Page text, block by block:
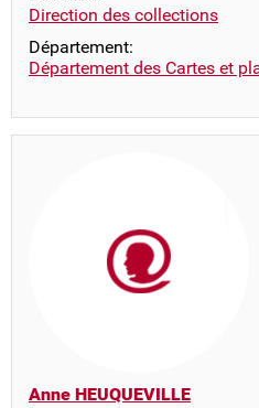
Direction des collections
Département:
Département des Cartes et
Anne HEUQUEVILLE